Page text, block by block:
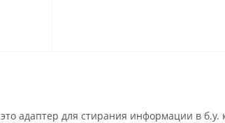
это адаптер для стирания информации в